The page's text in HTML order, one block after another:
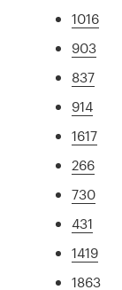
1016
903
837
914
1617
266
730
431
1419
1863